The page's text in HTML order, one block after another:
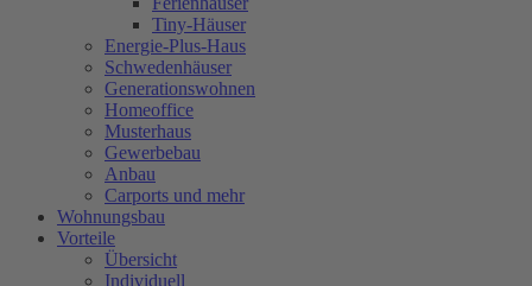
Tiny-Häuser
Energie-Plus-Haus
Schwedenhäuser
Generationswohnen
Homeoffice
Musterhaus
Gewerbebau
Anbau
Carports und mehr
Wohnungsbau
Vorteile
Übersicht
Individuell